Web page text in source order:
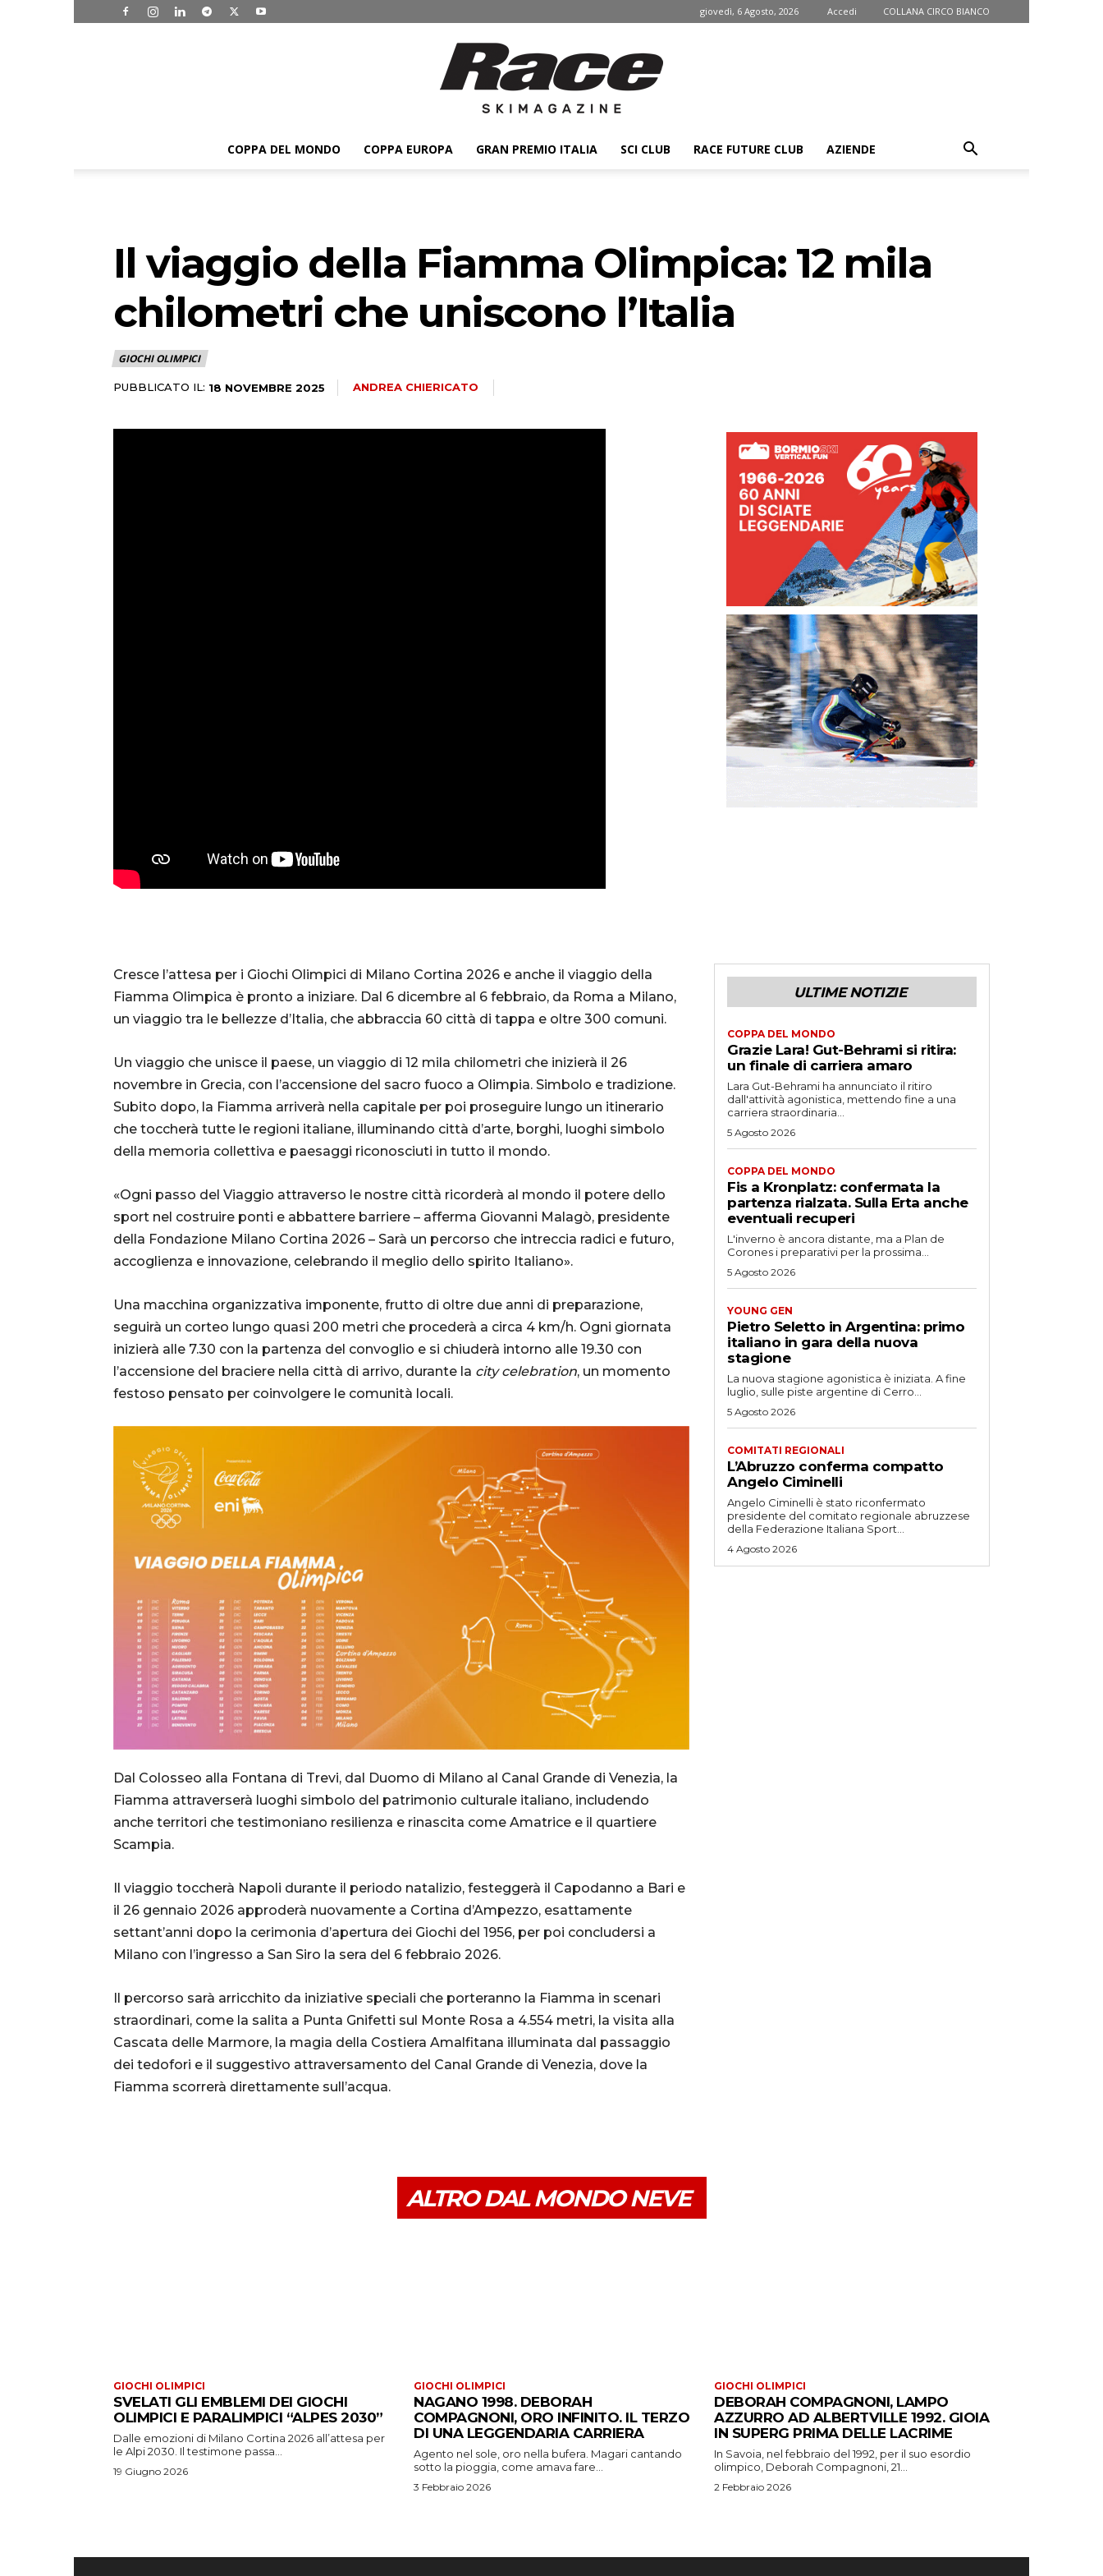
giovedì, 6 Agosto, 2026 Accedi COLLANA CIRCO BIANCO
ski
COPPA DEL MONDO COPPA EUROPA GRAN PREMIO ITALIA SCI CLUB RACE FUTURE CLUB AZIENDE
Il viaggio della Fiamma Olimpica: 12 mila
chilometri che uniscono l’Italia
GIOCHI OLIMPICI
PUBBLICATO IL: 18 NOVEMBRE 2025 ANDREA CHIERICATO
Cresce l’attesa per i Giochi Olimpici di Milano Cortina 2026 e anche il viaggio della
Fiamma Olimpica è pronto a iniziare. Dal 6 dicembre al 6 febbraio, da Roma a Milano,
un viaggio tra le bellezze d’Italia, che abbraccia 60 città di tappa e oltre 300 comuni.
Un viaggio che unisce il paese, un viaggio di 12 mila chilometri che inizierà il 26
novembre in Grecia, con l’accensione del sacro fuoco a Olimpia. Simbolo e tradizione.
Subito dopo, la Fiamma arriverà nella capitale per poi proseguire lungo un itinerario
che toccherà tutte le regioni italiane, illuminando città d’arte, borghi, luoghi simbolo
della memoria collettiva e paesaggi riconosciuti in tutto il mondo.
«Ogni passo del Viaggio attraverso le nostre città ricorderà al mondo il potere dello
sport nel costruire ponti e abbattere barriere – afferma Giovanni Malagò, presidente
della Fondazione Milano Cortina 2026 – Sarà un percorso che intreccia radici e futuro,
accoglienza e innovazione, celebrando il meglio dello spirito Italiano».
Una macchina organizzativa imponente, frutto di oltre due anni di preparazione,
seguirà un corteo lungo quasi 200 metri che procederà a circa 4 km/h. Ogni giornata
inizierà alle 7.30 con la partenza del convoglio e si chiuderà intorno alle 19.30 con
l’accensione del braciere nella città di arrivo, durante la city celebration, un momento
festoso pensato per coinvolgere le comunità locali.
Dal Colosseo alla Fontana di Trevi, dal Duomo di Milano al Canal Grande di Venezia, la
Fiamma attraverserà luoghi simbolo del patrimonio culturale italiano, includendo
anche territori che testimoniano resilienza e rinascita come Amatrice e il quartiere
Scampia.
Il viaggio toccherà Napoli durante il periodo natalizio, festeggerà il Capodanno a Bari e
il 26 gennaio 2026 approderà nuovamente a Cortina d’Ampezzo, esattamente
settant’anni dopo la cerimonia d’apertura dei Giochi del 1956, per poi concludersi a
Milano con l’ingresso a San Siro la sera del 6 febbraio 2026.
Il percorso sarà arricchito da iniziative speciali che porteranno la Fiamma in scenari
straordinari, come la salita a Punta Gnifetti sul Monte Rosa a 4.554 metri, la visita alla
Cascata delle Marmore, la magia della Costiera Amalfitana illuminata dal passaggio
dei tedofori e il suggestivo attraversamento del Canal Grande di Venezia, dove la
Fiamma scorrerà direttamente sull’acqua.
ULTIME NOTIZIE
COPPA DEL MONDO
Grazie Lara! Gut-Behrami si ritira:
un finale di carriera amaro
Lara Gut-Behrami ha annunciato il ritiro
dall'attività agonistica, mettendo fine a una
carriera straordinaria...
5 Agosto 2026
COPPA DEL MONDO
Fis a Kronplatz: confermata la
partenza rialzata. Sulla Erta anche
eventuali recuperi
L'inverno è ancora distante, ma a Plan de
Corones i preparativi per la prossima...
5 Agosto 2026
YOUNG GEN
Pietro Seletto in Argentina: primo
italiano in gara della nuova
stagione
La nuova stagione agonistica è iniziata. A fine
luglio, sulle piste argentine di Cerro...
5 Agosto 2026
COMITATI REGIONALI
L’Abruzzo conferma compatto
Angelo Ciminelli
Angelo Ciminelli è stato riconfermato
presidente del comitato regionale abruzzese
della Federazione Italiana Sport...
4 Agosto 2026
ALTRO DAL MONDO NEVE
GIOCHI OLIMPICI
SVELATI GLI EMBLEMI DEI GIOCHI
OLIMPICI E PARALIMPICI “ALPES 2030”
Dalle emozioni di Milano Cortina 2026 all’attesa per
le Alpi 2030. Il testimone passa...
19 Giugno 2026
GIOCHI OLIMPICI
NAGANO 1998. DEBORAH
COMPAGNONI, ORO INFINITO. IL TERZO
DI UNA LEGGENDARIA CARRIERA
Agento nel sole, oro nella bufera. Magari cantando
sotto la pioggia, come amava fare...
3 Febbraio 2026
GIOCHI OLIMPICI
DEBORAH COMPAGNONI, LAMPO
AZZURRO AD ALBERTVILLE 1992. GIOIA
IN SUPERG PRIMA DELLE LACRIME
In Savoia, nel febbraio del 1992, per il suo esordio
olimpico, Deborah Compagnoni, 21...
2 Febbraio 2026